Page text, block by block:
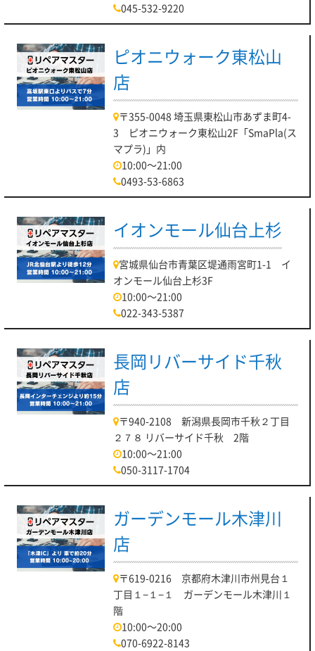
045-532-9220
ピオニウォーク東松山
店
〒355-0048 埼玉県東松山市あずま町4-
3 ピオニウォーク東松山2F「SmaPla(ス
マプラ)」内
10:00～21:00
0493-53-6863
イオンモール仙台上杉
宮城県仙台市青葉区堤通雨宮町1-1 イ
オンモール仙台上杉3F
10:00～21:00
022-343-5387
長岡リバーサイド千秋
店
〒940-2108 新潟県長岡市千秋２丁目
２７８ リバーサイド千秋 2階
10:00～21:00
050-3117-1704
ガーデンモール木津川
店
〒619-0216 京都府木津川市州見台１
丁目１−１−１ ガーデンモール木津川１
階
10:00～20:00
070-6922-8143